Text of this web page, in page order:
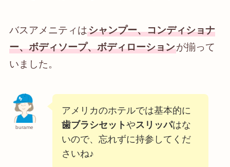
バスアメニティはシャンプー、コンディショナ
ー、ボディソープ、ボディローションが揃って
いました。
burame
アメリカのホテルでは基本的に
歯ブラシセットやスリッパはな
いので、忘れずに持参してくだ
さいね♪